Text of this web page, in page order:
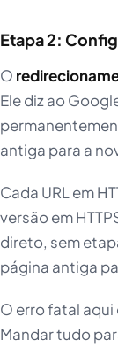
Etapa 2:
O
Ele diz ao
antiga para a
Cada URL em
versão em
direto, sem
página antiga
O erro fatal
Mandar tudo